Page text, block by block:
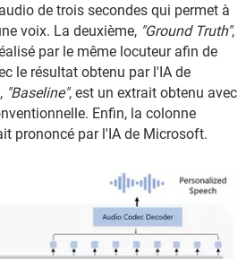
de trois secondes qui permet à
voix. La deuxième, "Ground Truth",
par le même locuteur afin de
le résultat obtenu par l'IA de
"Baseline", est un extrait obtenu avec
Enfin, la colonne
prononcé par l'IA de Microsoft.